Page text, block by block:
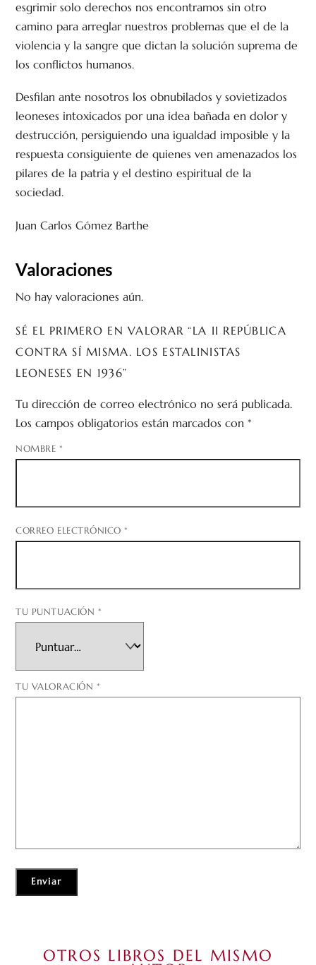
esgrimir solo derechos nos encontramos sin otro
camino para arreglar nuestros problemas que el de la
violencia y la sangre que dictan la solución suprema de
los conflictos humanos.
Desfilan ante nosotros los obnubilados y sovietizados
leoneses intoxicados por una idea bañada en dolor y
destrucción, persiguiendo una igualdad imposible y la
respuesta consiguiente de quienes ven amenazados los
pilares de la patria y el destino espiritual de la
sociedad.
Juan Carlos Gómez Barthe
Valoraciones
No hay valoraciones aún.
SÉ EL PRIMERO EN VALORAR “LA II REPÚBLICA
CONTRA SÍ MISMA. LOS ESTALINISTAS
LEONESES EN 1936”
Tu dirección de correo electrónico no será publicada.
Los campos obligatorios están marcados con*
NOMBRE *
CORREO ELECTRÓNICO*
TU PUNTUACIÓN *
TU VALORACIÓN *
OTROS LIBROS DEL MISMO